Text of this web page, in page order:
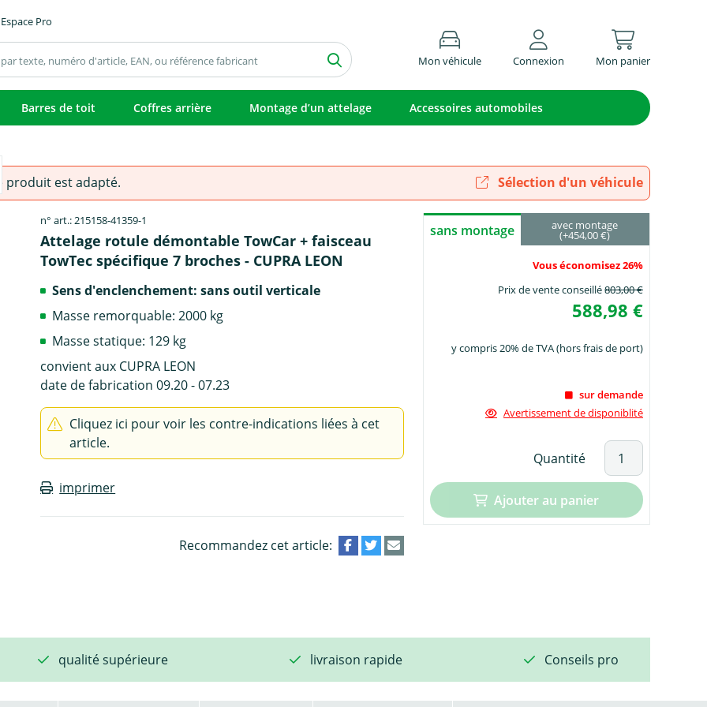
Espace Pro
Mon véhicule Connexion Mon panier
Barres de toit Coffres arrière Montage d’un attelage Accessoires automobiles
produit est adapté. Sélection d'un véhicule
n° art.: 215158-41359-1
Attelage rotule démontable TowCar + faisceau
TowTec spécifique 7 broches - CUPRA LEON
Sens d'enclenchement: sans outil verticale
Masse remorquable: 2000 kg
Masse statique: 129 kg
convient aux CUPRA LEON
date de fabrication 09.20 - 07.23
Cliquez ici pour voir les contre-indications liées à cet
article.
imprimer
Recommandez cet article:
sans montage avec montage
(+454,00 €)
Vous économisez 26%
Prix de vente conseillé803,00 €
588,98 €
y compris 20% de TVA (hors frais de port)
sur demande
Avertissement de disponiblité
Quantité
Ajouter au panier
qualité supérieure livraison rapide Conseils pro